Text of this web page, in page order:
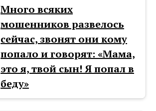
Много всяких
мошенников развелось
сейчас, звонят они кому
попало и говорят: «Мама,
это я, твой сын! Я попал в
бeду»